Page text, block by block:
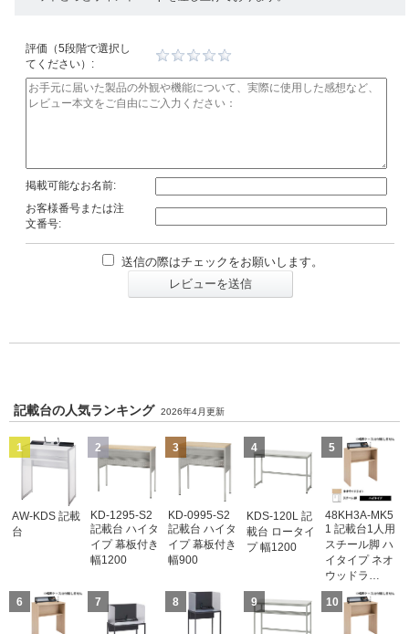
評価（5段階で選択し
てください）:
掲載可能なお名前:
お客様番号または注
文番号:
送信の際はチェックをお願いします。
レビューを送信
記載台の人気ランキング 2026年4月更新
1
AW-KDS 記載
台
2
KD-1295-S2
記載台 ハイタ
イプ 幕板付き
幅1200
3
KD-0995-S2
記載台 ハイタ
イプ 幕板付き
幅900
4
KDS-120L 記
載台 ロータイ
プ 幅1200
5
48KH3A-MK5
1 記載台1人用
スチール脚 ハ
イタイプ ネオ
ウッドラ…
6 7 8 9 10